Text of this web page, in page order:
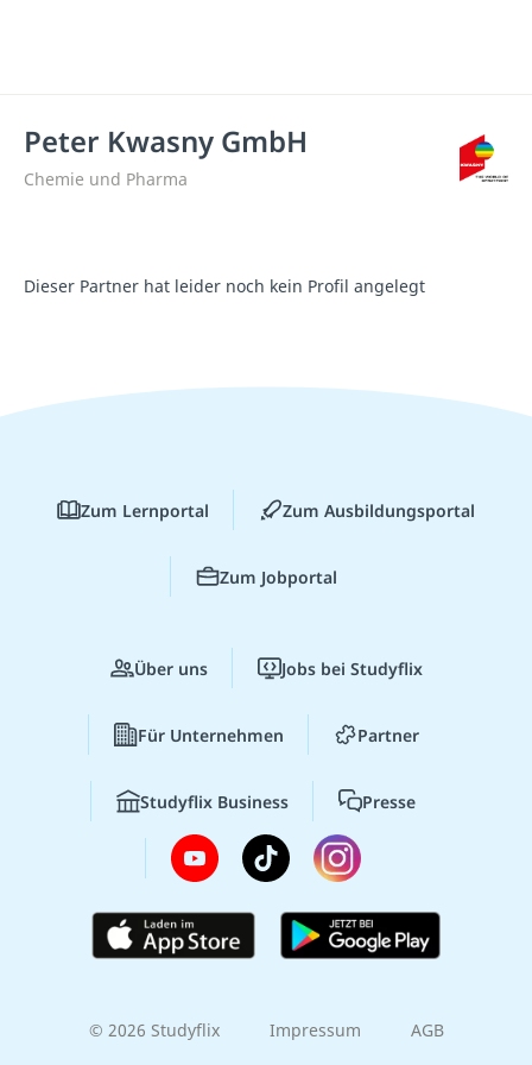
Peter Kwasny GmbH
Chemie und Pharma
Dieser Partner hat leider noch kein Profil angelegt
Zum Lernportal Zum Ausbildungsportal
Zum Jobportal
Über uns Jobs bei Studyflix
Für Unternehmen Partner
Studyflix Business Presse
© 2026 Studyflix Impressum AGB